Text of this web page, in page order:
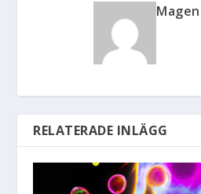
RELATERADE INLÄGG